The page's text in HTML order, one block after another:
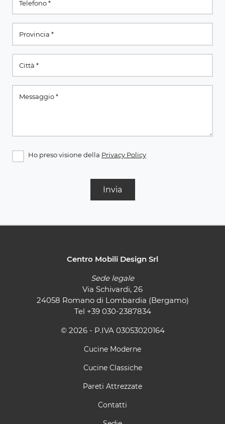
Ho preso visione della Privacy Policy
Invia
Centro Mobili Design Srl
Sede legale
Via Schivardi, 26
24058 Romano di Lombardia (Bergamo)
Tel +39 030-2387834
© 2026 - P.IVA 03053020164
Cucine Moderne
Cucine Classiche
Pareti Attrezzate
Contatti